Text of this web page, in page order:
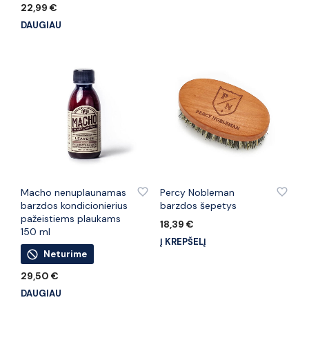
22,99 €
DAUGIAU
Macho nenuplaunamas
barzdos kondicionierius
pažeistiems plaukams
150 ml
Neturime
29,50 €
DAUGIAU
Percy Nobleman
barzdos šepetys
18,39 €
Į KREPŠELĮ